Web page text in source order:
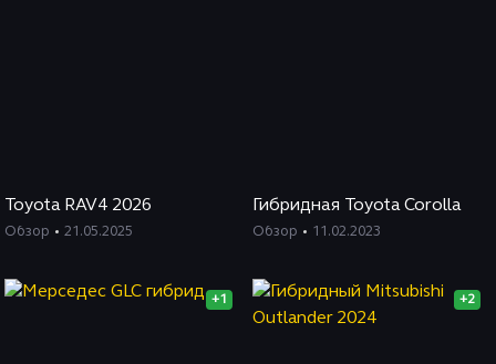
Toyota RAV4 2026
Обзор 21.05.2025
Гибридная Toyota Corolla
Обзор 11.02.2023
+1 +2